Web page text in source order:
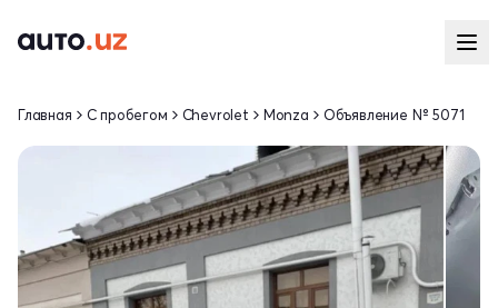
Главная С пробегом Chevrolet Monza Объявление № 5071